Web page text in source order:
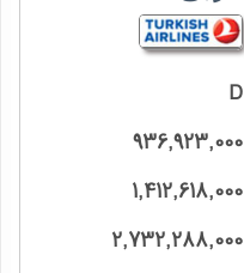
D
936,923,000
1,412,618,000
2,732,288,000